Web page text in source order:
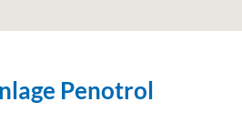
Penotrol